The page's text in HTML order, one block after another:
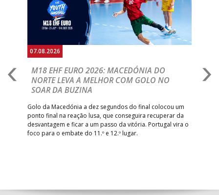
07.08.2026
M18 EHF EURO 2026: MACEDÓNIA DO
NORTE LEVA A MELHOR COM GOLO NO
SOAR DA BUZINA
Golo da Macedónia a dez segundos do final colocou um
ponto final na reação lusa, que conseguira recuperar da
desvantagem e ficar a um passo da vitória. Portugal vira o
foco para o embate do 11.º e 12.º lugar.